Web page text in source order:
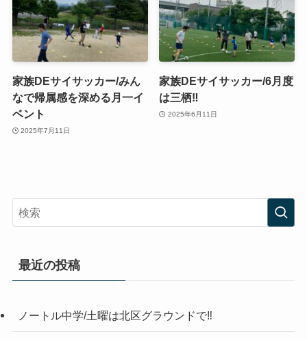
家族DEサイサッカー/みん
なで帰属感を深める月一イ
ベント
2025年7月11日
家族DEサイサッカー/6月度
は三栖‼️
2025年6月11日
最近の投稿
ノートル中学/土曜は北区グラウンドで‼️